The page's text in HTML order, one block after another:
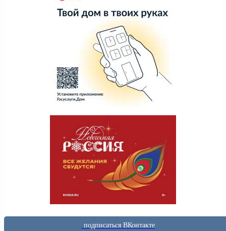
подписаться ВКонтакте